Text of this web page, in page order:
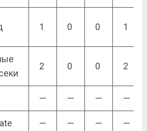
1 0 0 1
2 0 0 2
— — — —
— — — —